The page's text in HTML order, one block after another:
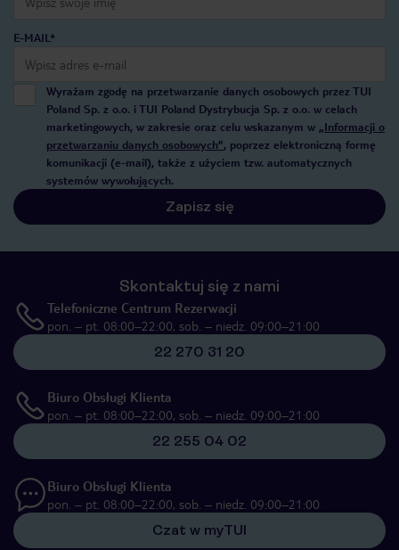
E-MAIL*
Wyrażam zgodę na przetwarzanie danych osobowych przez TUI
Poland Sp. z o.o. i TUI Poland Dystrybucja Sp. z o.o. w celach
marketingowych, w zakresie oraz celu wskazanym w „Informacji o
przetwarzaniu danych osobowych”, poprzez elektroniczną formę
komunikacji (e-mail), także z użyciem tzw. automatycznych
systemów wywołujących.
Zapisz się
Skontaktuj się z nami
Telefoniczne Centrum Rezerwacji
pon. – pt. 08:00–22:00, sob. – niedz. 09:00–21:00
22 270 31 20
Biuro Obsługi Klienta
pon. – pt. 08:00–22:00, sob. – niedz. 09:00–21:00
22 255 04 02
Biuro Obsługi Klienta
pon. – pt. 08:00–22:00, sob. – niedz. 09:00–21:00
Czat w myTUI